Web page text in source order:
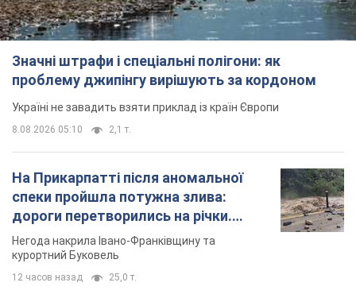
Значні штрафи і спеціальні полігони: як
проблему джипінгу вирішують за кордоном
Україні не завадить взяти приклад із країн Європи
8.08.2026 05:10 2,1 т.
На Прикарпатті після аномальної
спеки пройшла потужна злива:
дороги перетворились на річки.
Відео
Негода накрила Івано-Франківщину та
курортний Буковель
12 часов назад 25,0 т.